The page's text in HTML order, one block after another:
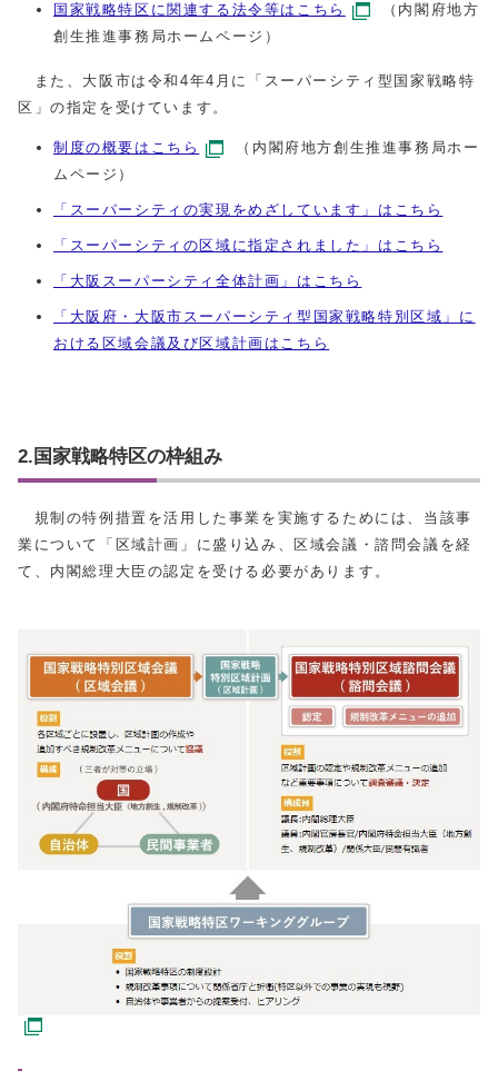
国家戦略特区に関連する法令等はこちら
（内閣府地方
創生推進事務局ホームページ）
また、大阪市は令和4年4月に「スーパーシティ型国家戦略特
区」の指定を受けています。
制度の概要はこちら
（内閣府地方創生推進事務局ホー
ムページ）
「スーパーシティの実現をめざしています」はこちら
「スーパーシティの区域に指定されました」はこちら
「大阪スーパーシティ全体計画」はこちら
「大阪府・大阪市スーパーシティ型国家戦略特別区域」に
おける区域会議及び区域計画はこちら
2.国家戦略特区の枠組み
規制の特例措置を活用した事業を実施するためには、当該事
業について「区域計画」に盛り込み、区域会議・諮問会議を経
て、内閣総理大臣の認定を受ける必要があります。